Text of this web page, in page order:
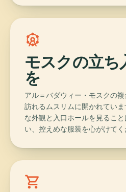
attractions
モスクの立ち
を
アル＝バダウィー・モスクの
訪れるムスリムに開かれてい
な外観と入口ホールを見るこ
い、控えめな服装を心がけてく
local_grocery_store